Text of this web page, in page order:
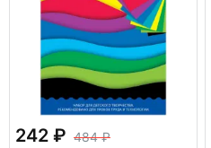
242
484